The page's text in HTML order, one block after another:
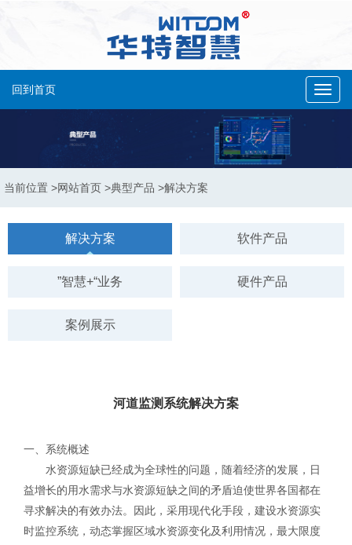
回到首页
当前位置 >网站首页 >典型产品 >解决方案
解决方案 软件产品
”智慧+“业务 硬件产品
案例展示
河道监测系统解决方案
一、系统概述
水资源短缺已经成为全球性的问题，随着经济的发展，日
益增长的用水需求与水资源短缺之间的矛盾迫使世界各国都在
寻求解决的有效办法。因此，采用现代化手段，建设水资源实
时监控系统，动态掌握区域水资源变化及利用情况，最大限度